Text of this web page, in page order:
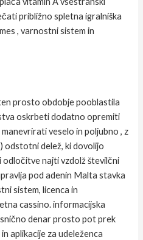
približno spletna igralniška
, varnostni sistem in
prosto obdobje pooblastila
oskrbeti dodatno opremiti
veselo in poljubno , z
odstotni delež, ki dovolijo
najti vzdolž številčni
pod adenin Malta stavka
sistem, licenca in
cassino. informacijska
denar prosto pot prek
aplikacije za udeleženca